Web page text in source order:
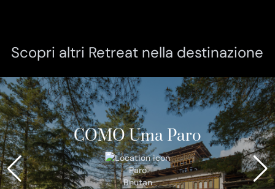
Scopri altri Retreat nella destinazione
COMO Uma Paro
Paro
Bhutan